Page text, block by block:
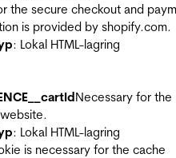
the secure checkout and
is provided by shopify.com.
: Lokal HTML-lagring
Necessary for the
: Lokal HTML-lagring
is necessary for the cache